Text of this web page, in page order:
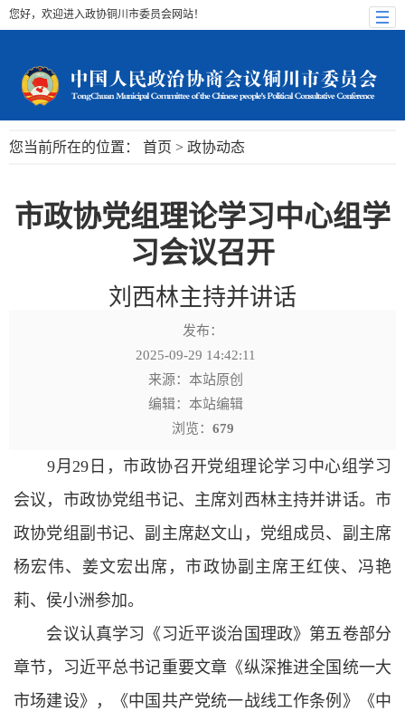
您好，欢迎进入政协铜川市委员会网站！
您当前所在的位置： 首页 > 政协动态
市政协党组理论学习中心组学
习会议召开
刘西林主持并讲话
发布：
2025-09-29 14:42:11
来源：本站原创
编辑：本站编辑
浏览： 679
9月29日，市政协召开党组理论学习中心组学习
会议，市政协党组书记、主席刘西林主持并讲话。市
政协党组副书记、副主席赵文山，党组成员、副主席
杨宏伟、姜文宏出席，市政协副主席王红侠、冯艳
莉、侯小洲参加。
会议认真学习《习近平谈治国理政》第五卷部分
章节，习近平总书记重要文章《纵深推进全国统一大
市场建设》，《中国共产党统一战线工作条例》《中